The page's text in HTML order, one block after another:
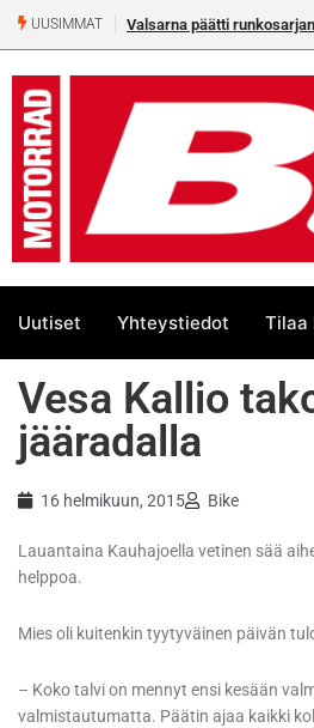
UUSIMMAT Valsarna päätti
Uutiset Yhteystiedot Tilaa
Vesa Kallio
jääradalla
16 helmikuun, 2015 Bike
Lauantaina Kauhajoella vetinen sää
helppoa.
Mies oli kuitenkin tyytyväinen päivän
– Koko talvi on mennyt ensi kesään
valmistautumatta. Päätin ajaa kaikki